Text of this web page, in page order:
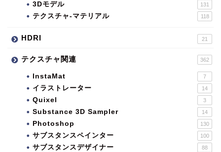
3Dモデル 131
テクスチャ-マテリアル 118
HDRI 21
テクスチャ関連 362
InstaMat 7
イラストレーター 14
Quixel 3
Substance 3D Sampler 14
Photoshop 130
サブスタンスペインター 100
サブスタンスデザイナー 88